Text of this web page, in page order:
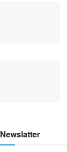
Newslatter